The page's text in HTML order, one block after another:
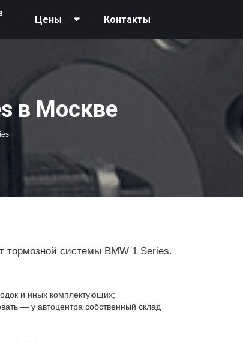
Цены Контакты
в Москве
тормозной системы BMW 1 Series.
и иных комплектующих;
— у автоцентра собственный склад